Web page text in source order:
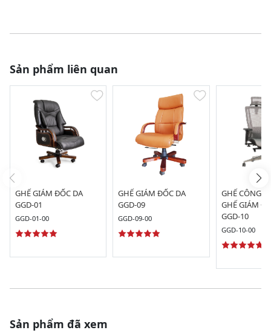
Sản phẩm liên quan
GHẾ GIÁM ĐỐC DA
GGD-01
GGD-01-00
GHẾ GIÁM ĐỐC DA
GGD-09
GGD-09-00
GHẾ CÔNG
GHẾ GIÁM
GGD-10
GGD-10-00
Sản phẩm đã xem